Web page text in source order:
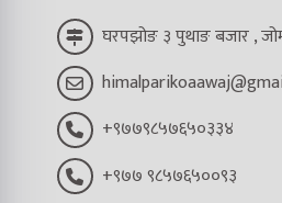
घरपझोङ ३ पुथाङ बजार ,
+९७७९८५७६५०३३४
+९७७ ९८५७६५००९३